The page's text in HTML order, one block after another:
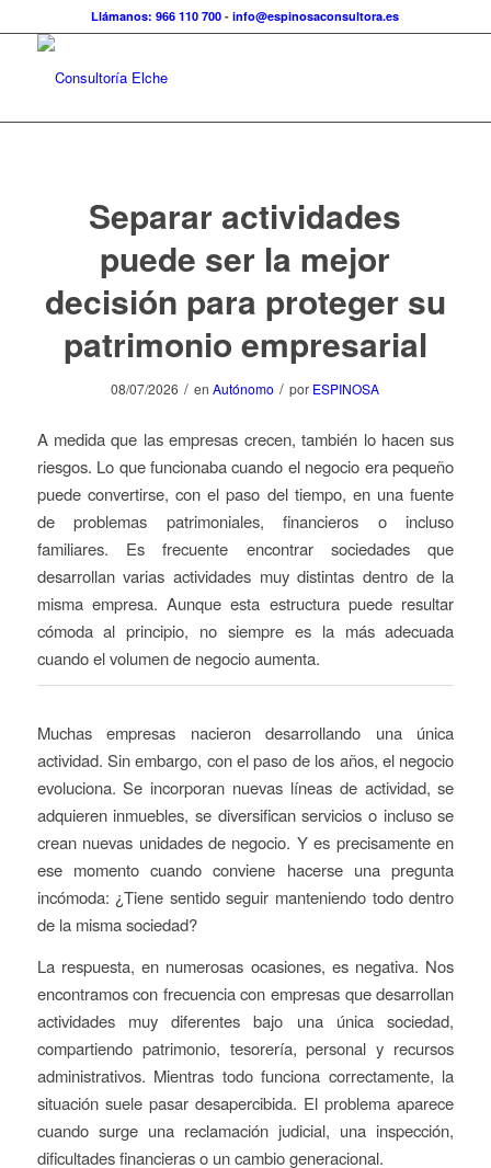
Llámanos: 966 110 700 -info@espinosaconsultora.es
Separar actividades
puede ser la mejor
decisión para proteger su
patrimonio empresarial
08/07/2026 / enAutónomo / por ESPINOSA
A medida que las empresas crecen, también lo hacen sus
riesgos. Lo que funcionaba cuando el negocio era pequeño
puede convertirse, con el paso del tiempo, en una fuente
de problemas patrimoniales, financieros o incluso
familiares. Es frecuente encontrar sociedades que
desarrollan varias actividades muy distintas dentro de la
misma empresa. Aunque esta estructura puede resultar
cómoda al principio, no siempre es la más adecuada
cuando el volumen de negocio aumenta.
Muchas empresas nacieron desarrollando una única
actividad. Sin embargo, con el paso de los años, el negocio
evoluciona. Se incorporan nuevas líneas de actividad, se
adquieren inmuebles, se diversifican servicios o incluso se
crean nuevas unidades de negocio. Y es precisamente en
ese momento cuando conviene hacerse una pregunta
incómoda: ¿Tiene sentido seguir manteniendo todo dentro
de la misma sociedad?
La respuesta, en numerosas ocasiones, es negativa. Nos
encontramos con frecuencia con empresas que desarrollan
actividades muy diferentes bajo una única sociedad,
compartiendo patrimonio, tesorería, personal y recursos
administrativos. Mientras todo funciona correctamente, la
situación suele pasar desapercibida. El problema aparece
cuando surge una reclamación judicial, una inspección,
dificultades financieras o un cambio generacional.